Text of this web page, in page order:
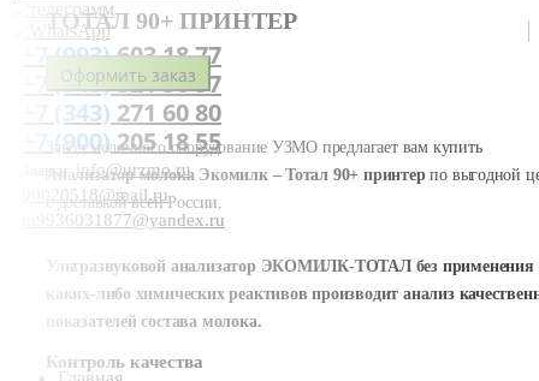
+7 (993)603 18 77
+7 (343)521 56 57
+7 (343) 271 60 80
+7 (900)205 18 55
Заявки:info@urzmo.ru
90020518@mail.ru
m9936031877@yandex.ru
ТОТАЛ 90+ ПРИНТЕР
Оформить заказ
Завод молочного оборудование УЗМО предлагает вам купить
Анализатор молока Экомилк – Тотал 90+ принтерпо выгодной
с доставкой всей России.
Ультразвуковой анализатор ЭКОМИЛК-ТОТАЛ без применения
каких-либо химических реактивов производит анализ
показателей состава молока.
Контроль качества